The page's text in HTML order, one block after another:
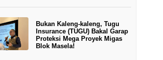
Bukan Kaleng-kaleng, Tugu
Insurance (TUGU) Bakal Garap
Proteksi Mega Proyek Migas
Blok Masela!